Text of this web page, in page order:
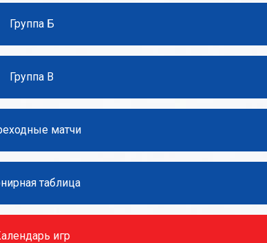
Н
П
Группа Б
Группа В
матчи
таблица
игр